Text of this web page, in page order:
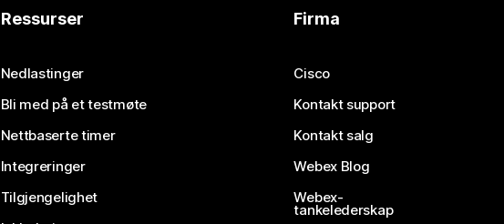
Ressurser
Nedlastinger
Bli med på et testmøte
Nettbaserte timer
Integreringer
Tilgjengelighet
Firma
Cisco
Kontakt support
Kontakt salg
Webex Blog
Webex-
tankelederskap